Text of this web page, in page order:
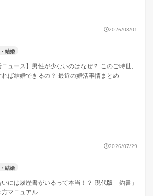
2026/08/01
結婚
ニュース】男性が少ないのはなぜ？ このご時世、
れば結婚できるの？ 最近の婚活事情まとめ
2026/07/29
結婚
には履歴書がいるって本当！？ 現代版「釣書」
マニュアル